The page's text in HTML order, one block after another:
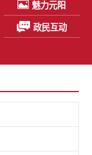
魅力元阳
政民互动